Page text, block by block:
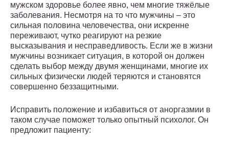
мужском здоровье более явно, чем многие тяжёлые
заболевания. Несмотря на то что мужчины – это
сильная половина человечества, они искренне
переживают, чутко реагируют на резкие
высказывания и несправедливость. Если же в жизни
мужчины возникает ситуация, в которой он должен
сделать выбор между двумя женщинами, многие их
сильных физически людей теряются и становятся
совершенно беззащитными.
Исправить положение и избавиться от аноргазмии в
таком случае поможет только опытный психолог. Он
предложит пациенту: